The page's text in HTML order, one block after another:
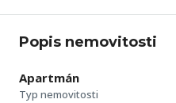
Popis nemovitosti
Apartmán
Typ nemovitosti